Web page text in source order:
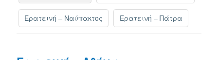
Ερατεινή – Ναύπακτος Ερατεινή – Πάτρα